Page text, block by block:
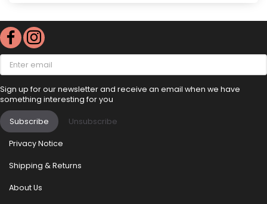
Enter
email
Sign up for our newsletter and receive an email when we have
something interesting for you
Subscribe Unsubscribe
Privacy Notice
Shipping & Returns
About Us